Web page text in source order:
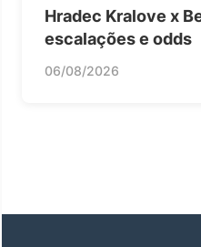
Hradec Kralove x
escalações e odds
06/08/2026